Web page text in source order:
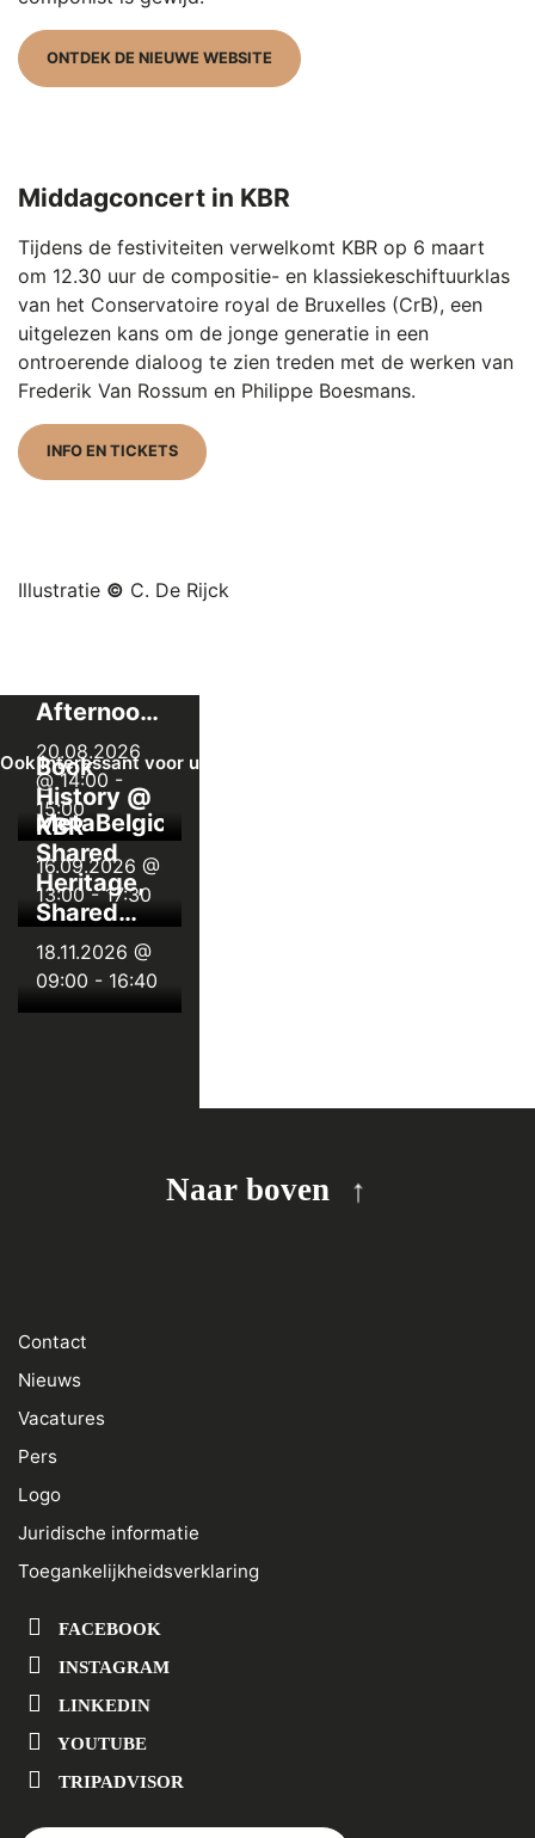
ONTDEK DE NIEUWE WEBSITE
Middagconcert in KBR
Tijdens de festiviteiten verwelkomt KBR op 6 maart
om 12.30 uur de compositie- en klassiekeschiftuurklas
van het Conservatoire royal de Bruxelles (CrB), een
uitgelezen kans om de jonge generatie in een
ontroerende dialoog te zien treden met de werken van
Frederik Van Rossum en Philippe Boesmans.
INFO EN TICKETS
Illustratie © C. De Rijck
Ook interessant voor u
Afternoon
at the
Museum
20.08.2026
@ 14:00 -
15:00
Book
History @
KBR
16.09.2026 @
13:00-17:30
MetaBelgica:
Shared
Heritage,
Shared
Data
18.11.2026 @
09:00 - 16:40
Naar boven
Contact
Nieuws
Vacatures
Pers
Logo
Juridische informatie
Toegankelijkheidsverklaring
FACEBOOK
INSTAGRAM
LINKEDIN
YOUTUBE
TRIPADVISOR